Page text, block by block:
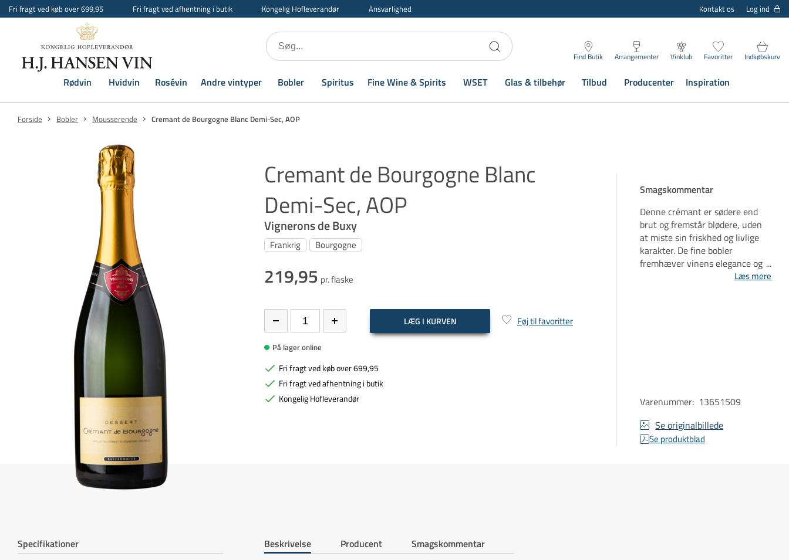
Fri fragt ved køb over 699,95 Fri fragt ved afhentning i butik Kongelig Hofleverandør Ansvarlighed Kontakt os Log ind
Find Butik Arrangementer Vinklub Favoritter Indkøbskurv
Rødvin Hvidvin Rosévin Andre vintyper Bobler Spiritus Fine Wine & Spirits WSET Glas & tilbehør Tilbud Producenter Inspiration
Forside Bobler Mousserende Cremant de Bourgogne Blanc Demi-Sec, AOP
Cremant de Bourgogne Blanc
Demi-Sec, AOP
Vignerons de Buxy
Frankrig Bourgogne
219,95 pr. flaske
LÆG I KURVEN Føj til favoritter
På lager online
Fri fragt ved køb over 699,95
Fri fragt ved afhentning i butik
Kongelig Hofleverandør
Smagskommentar
Denne crémant er sødere end
brut og fremstår blødere, uden
at miste sin friskhed og livlige
karakter. De fine bobler
fremhæver vinens elegance og
Læs mere
Varenummer: 13651509
Se originalbillede
Se produktblad
Specifikationer
Beskrivelse Producent Smagskommentar